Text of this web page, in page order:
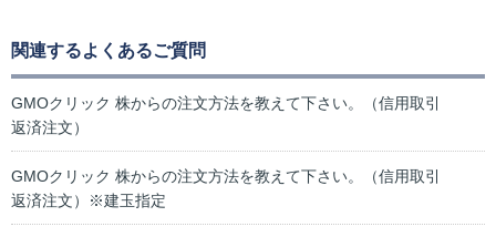
関連するよくあるご質問
GMOクリック 株からの注文方法を教えて下さい。（信用取引
返済注文）
GMOクリック 株からの注文方法を教えて下さい。（信用取引
返済注文）※建玉指定